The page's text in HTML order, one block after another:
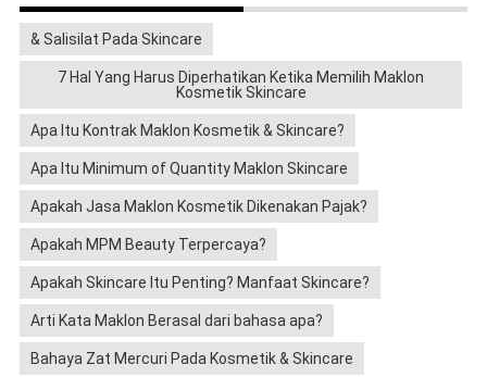
& Salisilat Pada Skincare
7 Hal Yang Harus Diperhatikan Ketika Memilih Maklon
Kosmetik Skincare
Apa Itu Kontrak Maklon Kosmetik & Skincare?
Apa Itu Minimum of Quantity Maklon Skincare
Apakah Jasa Maklon Kosmetik Dikenakan Pajak?
Apakah MPM Beauty Terpercaya?
Apakah Skincare Itu Penting? Manfaat Skincare?
Arti Kata Maklon Berasal dari bahasa apa?
Bahaya Zat Mercuri Pada Kosmetik & Skincare